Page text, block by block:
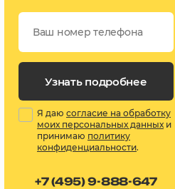
Узнать подробнее
Я даю согласие на обработку
моих персональных данных и
принимаю политику
конфиденциальности.
+7 (495) 9-888-647